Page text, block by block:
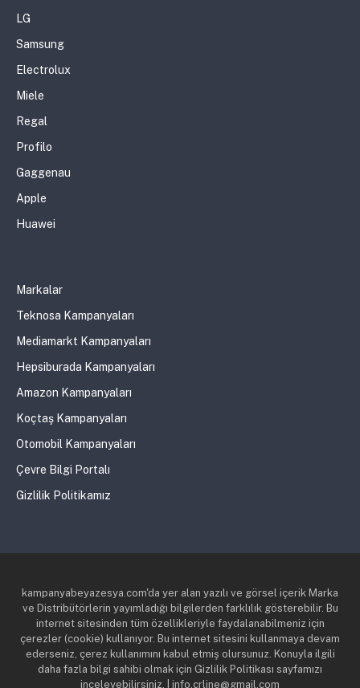
LG
Samsung
Electrolux
Miele
Regal
Profilo
Gaggenau
Apple
Huawei
Markalar
Teknosa Kampanyaları
Mediamarkt Kampanyaları
Hepsiburada Kampanyaları
Amazon Kampanyaları
Koçtaş Kampanyaları
Otomobil Kampanyaları
Çevre Bilgi Portalı
Gizlilik Politikamız
kampanyabeyazesya.com'da yer alan yazılı ve görsel içerik Marka
ve Distribütörlerin yayımladığı bilgilerden farklılık gösterebilir. Bu
internet sitesinden tüm özellikleriyle faydalanabilmeniz için
çerezler (cookie) kullanıyor. Bu internet sitesini kullanmaya devam
ederseniz, çerez kullanımını kabul etmiş olursunuz. Konuyla ilgili
daha fazla bilgi sahibi olmak için Gizlilik Politikası sayfamızı
inceleyebilirsiniz. | info.crline@gmail.com